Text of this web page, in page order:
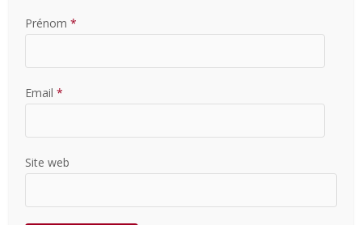
Prénom *
Email *
Site web